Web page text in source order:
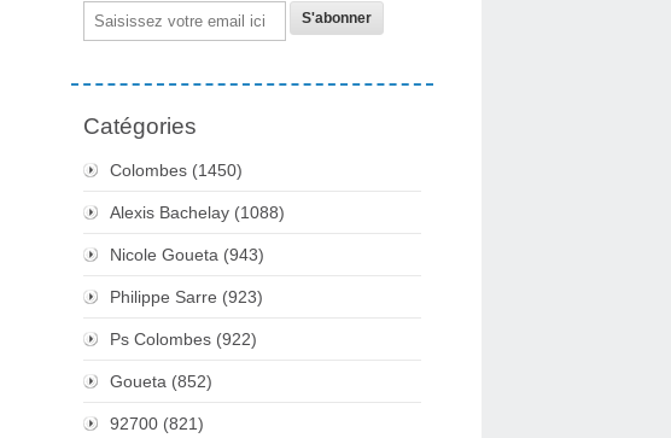
Email
Catégories
Colombes (1450)
Alexis Bachelay (1088)
Nicole Goueta (943)
Philippe Sarre (923)
Ps Colombes (922)
Goueta (852)
92700 (821)